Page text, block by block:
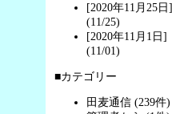
[2020年11月25日]
(11/25)
[2020年11月1日]
(11/01)
■カテゴリー
田麦通信 (239件)